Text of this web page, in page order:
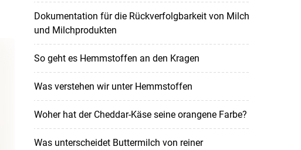
Dokumentation für die Rückverfolgbarkeit von Milch
und Milchprodukten
So geht es Hemmstoffen an den Kragen
Was verstehen wir unter Hemmstoffen
Woher hat der Cheddar-Käse seine orangene Farbe?
Was unterscheidet Buttermilch von reiner